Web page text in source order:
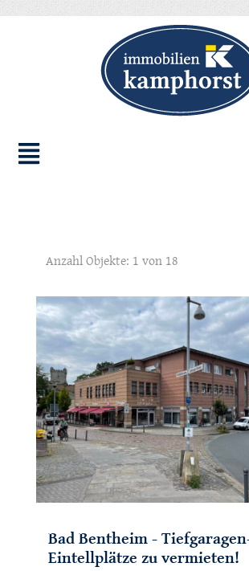
Anzahl Objekte: 1 von 18
Bad Bentheim -
Eintellplätze zu vermieten!